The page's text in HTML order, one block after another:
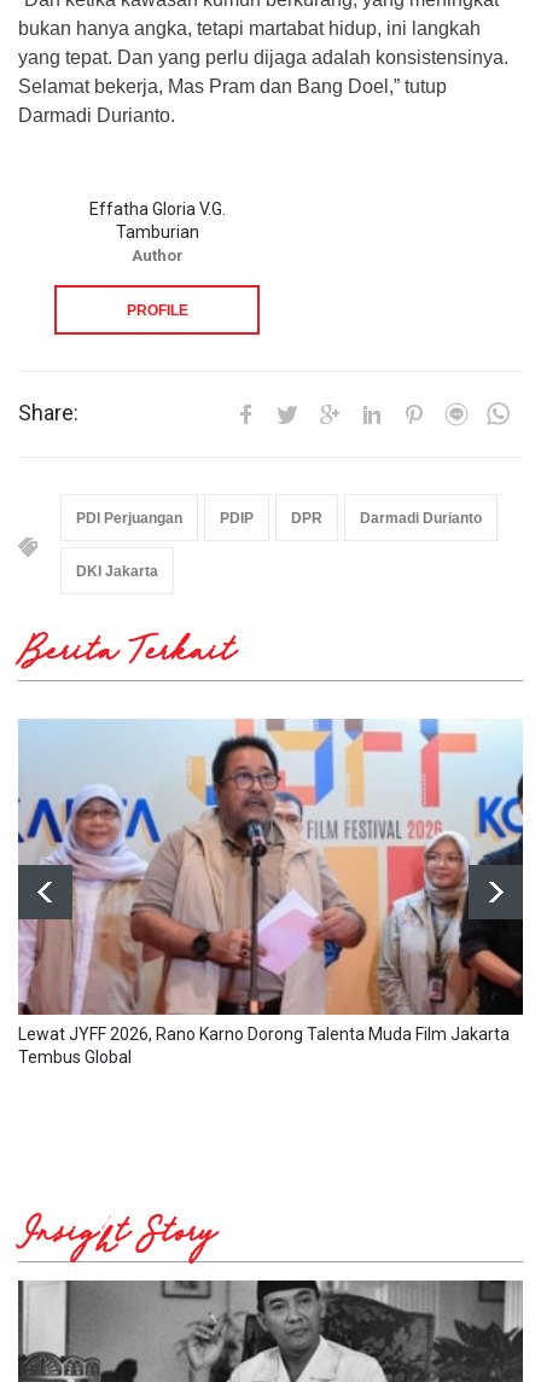
bukan hanya angka, tetapi martabat hidup, ini langkah
yang tepat. Dan yang perlu dijaga adalah konsistensinya.
Selamat bekerja, Mas Pram dan Bang Doel,” tutup
Darmadi Durianto.
Effatha Gloria V.G.
Tamburian
Author
PROFILE
Share:
PDI Perjuangan PDIP DPR Darmadi Durianto
DKI Jakarta
Berita Terkait
Lewat JYFF 2026, Rano Karno Dorong Talenta Muda Film Jakarta
Tembus Global
Insight Story